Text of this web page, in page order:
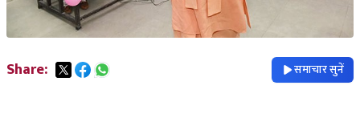
Share: समाचार सुनें